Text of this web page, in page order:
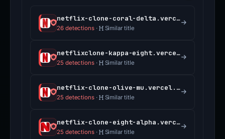
netflix-clone-coral-delta.vercel.app
26 detections· Similar title
netflixclone-kappa-eight.vercel.app
25 detections· Similar title
netflix-clone-olive-mu.vercel.app
25 detections· Similar title
netflix-clone-eight-alpha.vercel.app
25 detections· Similar title